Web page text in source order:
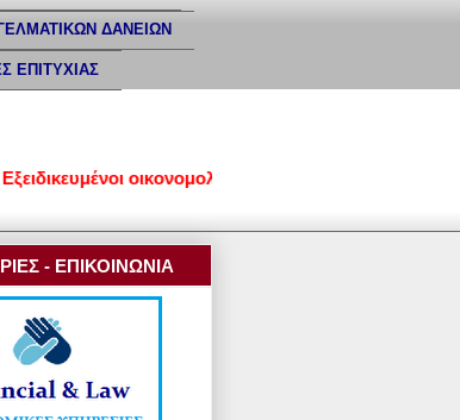
ΔΑΝΕΙΩΝ
ΕΠΙΤΥΧΙΑΣ
οικονομολόγοι και νομικοί • Πληροφορίες στα
- ΕΠΙΚΟΙΝΩΝΙΑ